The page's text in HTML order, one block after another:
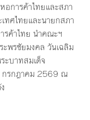
อการค้าไทยและสภา
ทศไทยและนายกสภา
รค้าไทย นำคณะฯ
พรชัยมงคล วันเฉลิม
ะบาทสมเด็จ
กรกฎาคม 2569 ณ